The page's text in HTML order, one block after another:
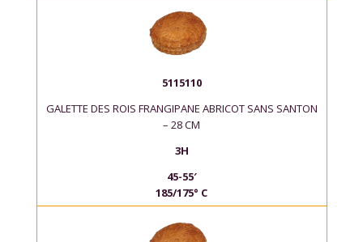
5115110
GALETTE DES ROIS FRANGIPANE ABRICOT SANS SANTON
– 28 CM
3H
45-55′
185/175° C